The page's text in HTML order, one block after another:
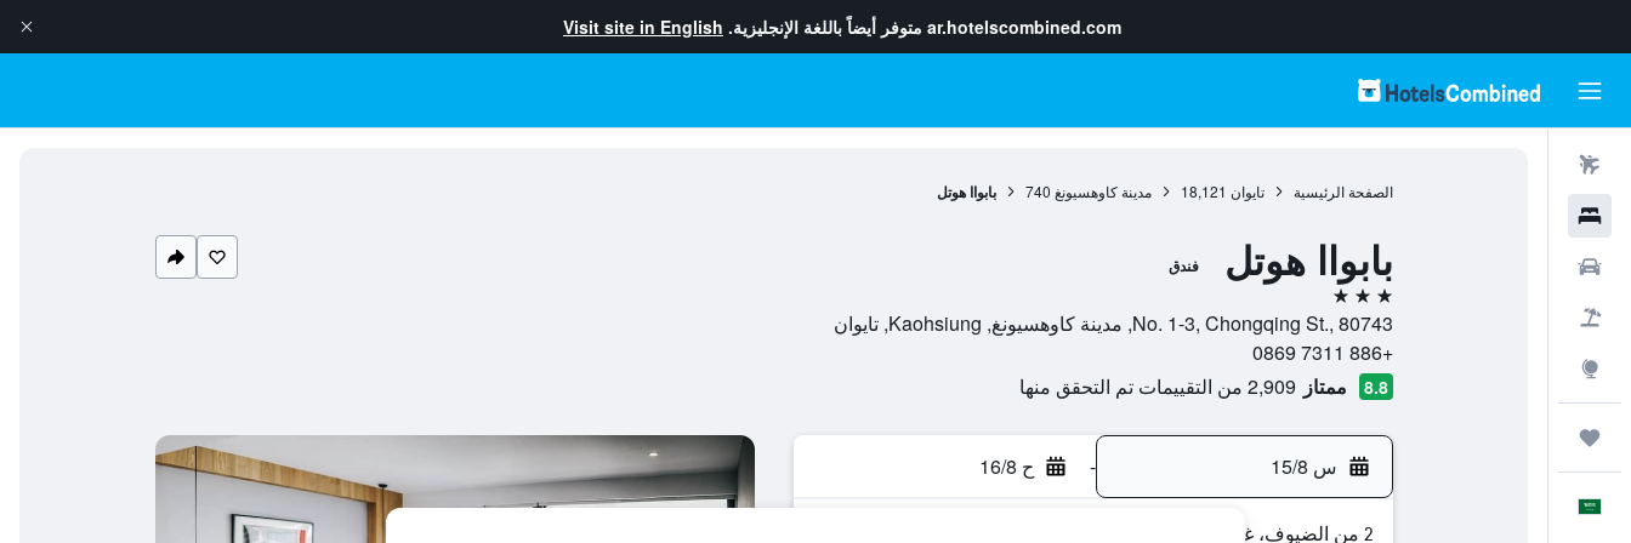
ar.hotelscombined.com متوفر أيضاً باللغة الإنجليزية. Visit site in English
الصفحة الرئيسية تايوان 18,121 مدينة كاوهسيونغ 740 بابواا هوتل
بابواا هوتل فندق
3 نجوم
No. 1-3, Chongqing St., 80743, مدينة كاوهسيونغ, Kaohsiung, تايوان
+886 7311 0869
8.8 ممتاز 2,909 من التقييمات تم التحقق منها
س 15/8 - ح 16/8
2 من الضيوف، غرفة واحدة